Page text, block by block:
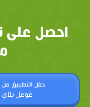
احصل على
حمّل التطبيق من
غوغل بلاي